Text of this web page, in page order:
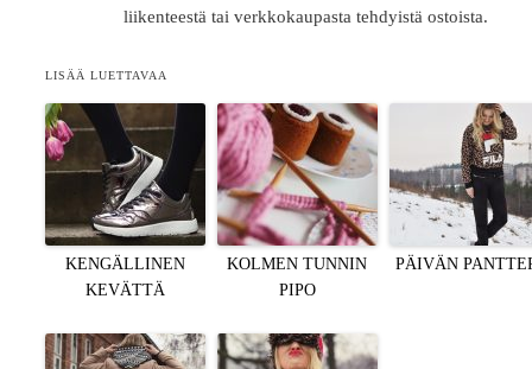
liikenteestä tai verkkokaupasta tehdyistä ostoista.
LISÄÄ LUETTAVAA
KENGÄLLINEN
KEVÄTTÄ
KOLMEN TUNNIN
PIPO
PÄIVÄN